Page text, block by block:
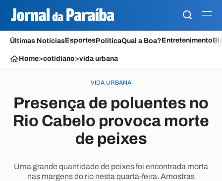
Últimas NotíciasEsportesPolíticaQual a Boa?Entretenimento
Home>cotidiano>vida urbana
VIDA URBANA
Presença de poluentes no
Rio Cabelo provoca morte
de peixes
Uma grande quantidade de peixes foi encontrada morta
nas margens do rio nesta quarta-feira. Amostras